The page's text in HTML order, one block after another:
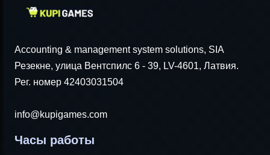
Accounting & management system solutions, SIA
Резекне, улица Вентспилс 6 - 39, LV-4601, Латвия.
Рег. номер 42403031504
info@kupigames.com
Часы работы